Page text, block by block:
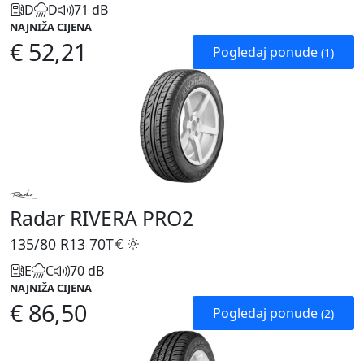
D D 71 dB
NAJNIŽA CIJENA
€ 52,21 Pogledaj ponude (1)
Radar RIVERA PRO2
135/80 R13 70T
E C 70 dB
NAJNIŽA CIJENA
€ 86,50 Pogledaj ponude (2)